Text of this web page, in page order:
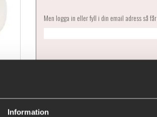
Information
Men logga in eller fyll i din email adress så
Den